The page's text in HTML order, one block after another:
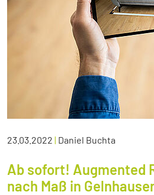
23.03.2022 | Daniel Buchta
Ab sofort! Augmented
nach Maß in